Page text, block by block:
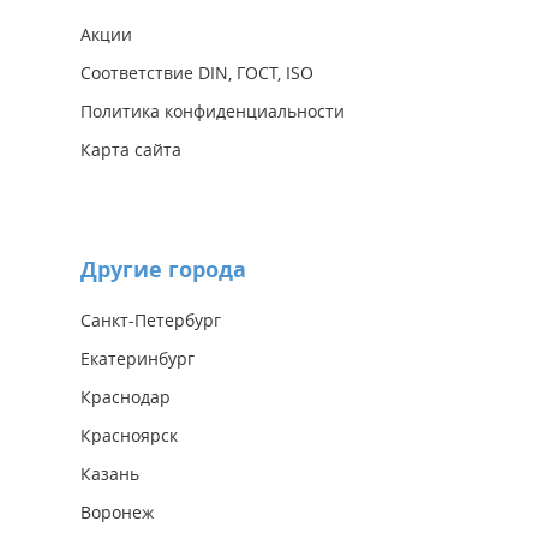
Акции
Соответствие DIN, ГОСТ, ISO
Политика конфиденциальности
Карта сайта
Другие города
Санкт-Петербург
Екатеринбург
Краснодар
Красноярск
Казань
Воронеж